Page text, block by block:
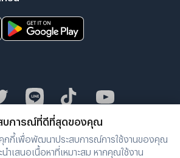
สบการณ์ที่ดีที่สุดของคุณ
คุกกี้เพื่อพัฒนาประสบการณ์การใช้งานของคุณ
นำเสนอเนื้อหาที่เหมาะสม หากคุณใช้งาน